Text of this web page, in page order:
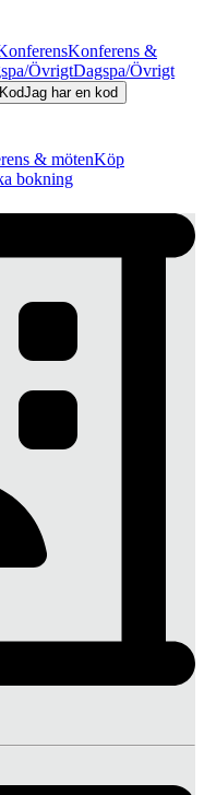
Konferens &
ÖvrigtDagspa/Övrigt
KodJag har en kod
& mötenKöp
bokning